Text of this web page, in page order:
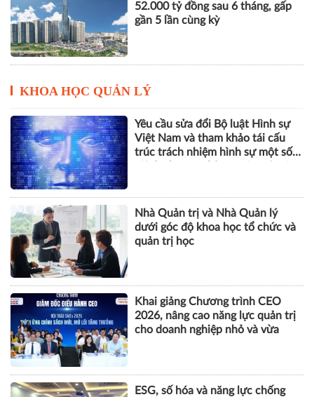
52.000 tỷ đồng sau 6 tháng, gấp
gần 5 lần cùng kỳ
KHOA HỌC QUẢN LÝ
Yêu cầu sửa đổi Bộ luật Hình sự
Việt Nam và tham khảo tái cấu
trúc trách nhiệm hình sự một số
Nhà Quản trị và Nhà Quản lý
dưới góc độ khoa học tổ chức và
quản trị học
Khai giảng Chương trình CEO
2026, nâng cao năng lực quản trị
cho doanh nghiệp nhỏ và vừa
ESG, số hóa và năng lực chống